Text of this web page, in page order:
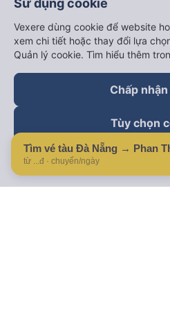
Tìm vé tàu Đà Nẵng → Phan
từ ...đ · chuyến/ngày
Sử dụng cookie
Vexere dùng cookie để website
xem chi tiết hoặc thay đổi lựa
Quản lý cookie. Tìm hiểu thêm
Chấp
Tùy chọn
Từ